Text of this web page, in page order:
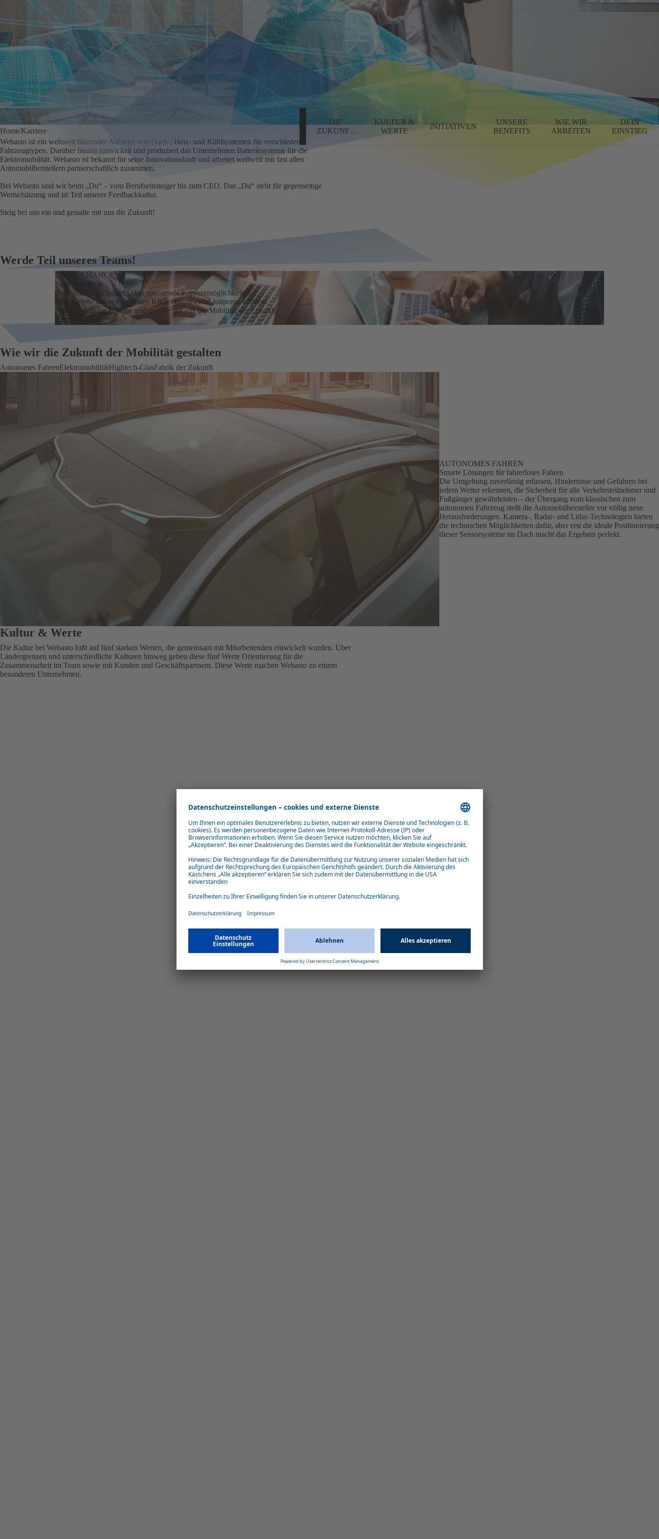
DIE
ZUKUNFT
KULTUR &
WERTE
INITIATIVEN
UNSERE
BENEFITS
WIE WIR
ARBEITEN
DEIN
EINSTIEG
Home Karriere
Webasto ist ein weltweit führender Anbieter von Dach-, Heiz- und Kühlsystemen für verschiedene
Fahrzeugtypen. Darüber hinaus entwickelt und produziert das Unternehmen Batteriesysteme für die
Elektromobilität. Webasto ist bekannt für seine Innovationskraft und arbeitet weltweit mit fast allen
Automobilherstellern partnerschaftlich zusammen.
Bei Webasto sind wir beim „Du“ – vom Berufseinsteiger bis zum CEO. Das „Du“ steht für gegenseitige
Wertschätzung und ist Teil unserer Feedbackkultur.
Steig bei uns ein und gestalte mit uns die Zukunft!
Werde Teil unseres Teams!
DEINE CHANCEN
Stellenangebote
Du möchtest dich direkt über spannende Karrieremöglichkeiten
informieren? Du bist nur einen Klick von unserem Jobportal entfernt.
Nutze jetzt deine Chance und gestalte mit uns die Mobilität der Zukunft.
Zum Jobportal
Wie wir die Zukunft der Mobilität gestalten
Autonomes FahrenElektromobilitätHightech-GlasFabrik der Zukunft
AUTONOMES FAHREN
Smarte Lösungen für fahrerloses Fahren
Die Umgebung zuverlässig erfassen, Hindernisse und Gefahren bei
jedem Wetter erkennen, die Sicherheit für alle Verkehrsteilnehmer und
Fußgänger gewährleisten – der Übergang vom klassischen zum
autonomen Fahrzeug stellt die Automobilhersteller vor völlig neue
Herausforderungen. Kamera-, Radar- und Lidar-Technologien bieten
die technischen Möglichkeiten dafür, aber erst die ideale Positionierung
dieser Sensorsysteme im Dach macht das Ergebnis perfekt.
Kultur & Werte
Die Kultur bei Webasto fußt auf fünf starken Werten, die gemeinsam mit Mitarbeitenden entwickelt wurden. Über
Ländergrenzen und unterschiedliche Kulturen hinweg geben diese fünf Werte Orientierung für die
Zusammenarbeit im Team sowie mit Kunden und Geschäftspartnern. Diese Werte machen Webasto zu einem
besonderen Unternehmen.